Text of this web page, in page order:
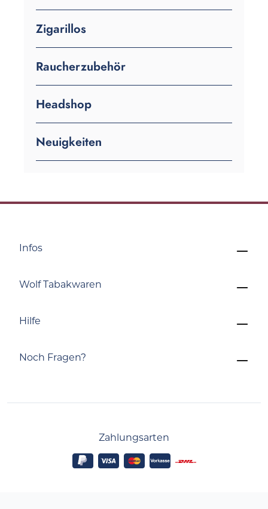
Zigarillos
Raucherzubehör
Headshop
Neuigkeiten
Noch Fragen?
Infos
Wolf Tabakwaren
Hilfe
Zahlungsarten